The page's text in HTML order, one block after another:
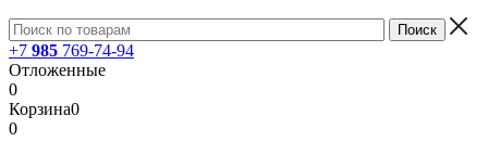
+7 985 769-74-94
Отложенные
0
Корзина0
0